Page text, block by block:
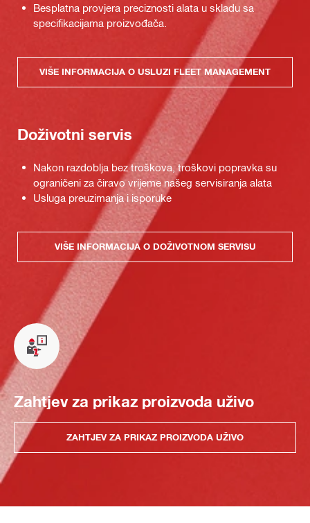
Besplatna provjera preciznosti alata u skladu sa
specifikacijama proizvođača.
VIŠE INFORMACIJA O USLUZI FLEET MANAGEMENT
Doživotni servis
Nakon razdoblja bez troškova, troškovi popravka su
ograničeni za čiravo vrijeme našeg servisiranja alata
Usluga preuzimanja i isporuke
VIŠE INFORMACIJA O DOŽIVOTNOM SERVISU
Zahtjev za prikaz proizvoda uživo
ZAHTJEV ZA PRIKAZ PROIZVODA UŽIVO